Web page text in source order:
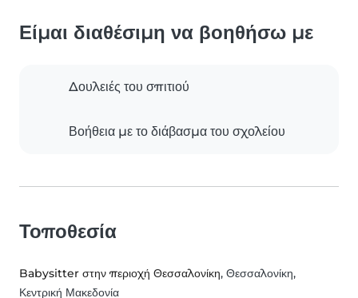
Είμαι διαθέσιμη να βοηθήσω με
Δουλειές του σπιτιού
Βοήθεια με το διάβασμα του σχολείου
Τοποθεσία
Babysitter στην περιοχή Θεσσαλονίκη, Θεσσαλονίκη,
Κεντρική Μακεδονία